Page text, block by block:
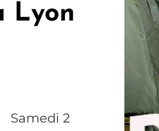
Lyon
Samedi 2